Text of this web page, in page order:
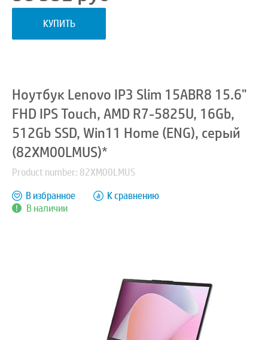
КУПИТЬ
Ноутбук Lenovo IP3 Slim 15ABR8 15.6"
FHD IPS Touch, AMD R7-5825U, 16Gb,
512Gb SSD, Win11 Home (ENG), серый
(82XM00LMUS)*
Product number: 82XM00LMUS
В наличии
В избранное К сравнению